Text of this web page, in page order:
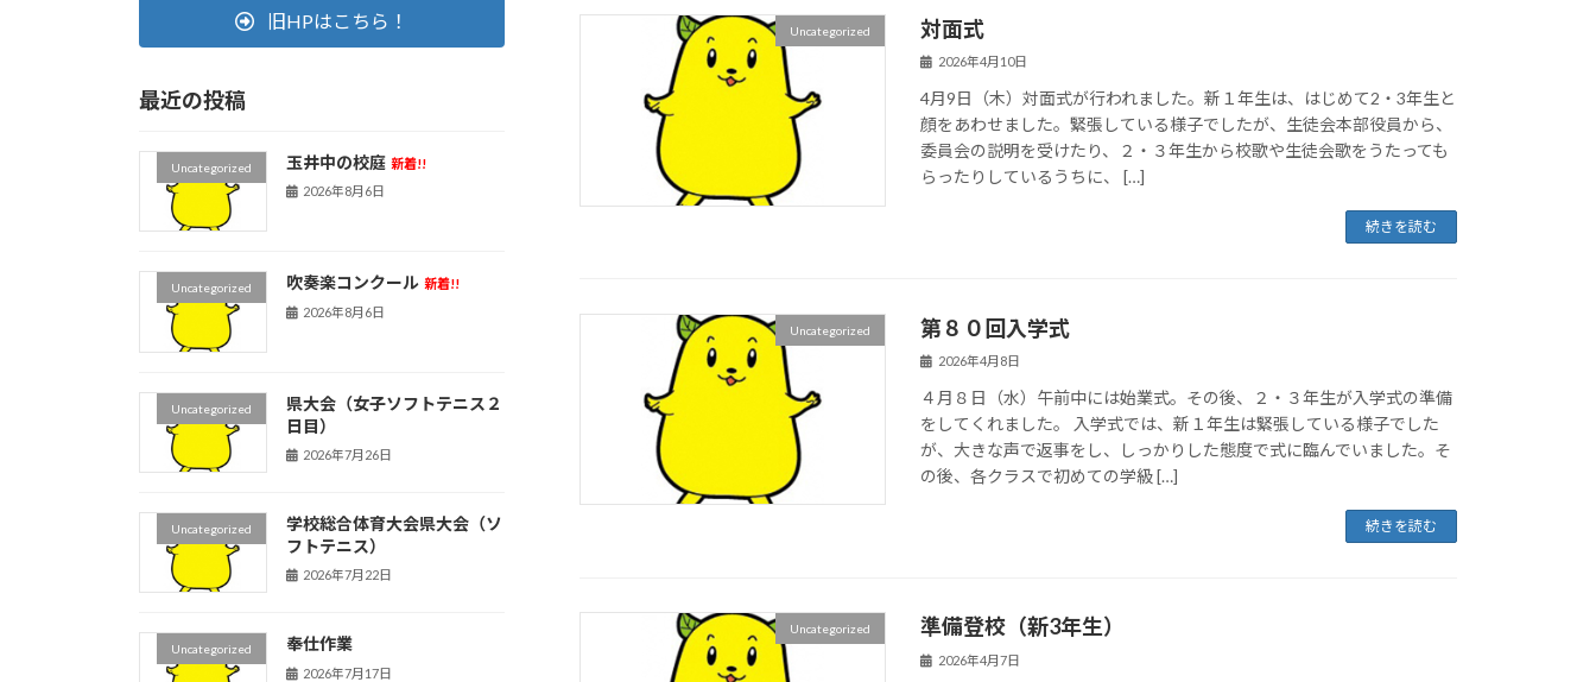
Uncategorized 対面式
2026年4月10日
4月9日（木）対面式が行われました。新１年生は、はじめて2・3年生と
顔をあわせました。緊張している様子でしたが、生徒会本部役員から、
委員会の説明を受けたり、２・３年生から校歌や生徒会歌をうたっても
らったりしているうちに、 […]
続きを読む
Uncategorized 第８０回入学式
2026年4月8日
４月８日（水）午前中には始業式。その後、２・３年生が入学式の準備
をしてくれました。 入学式では、新１年生は緊張している様子でした
が、大きな声で返事をし、しっかりした態度で式に臨んでいました。そ
の後、各クラスで初めての学級 […]
続きを読む
Uncategorized 準備登校（新3年生）
2026年4月7日
旧HPはこちら！
最近の投稿
Uncategorized 玉井中の校庭 新着!!
2026年8月6日
Uncategorized 吹奏楽コンクール 新着!!
2026年8月6日
Uncategorized
県大会（女子ソフトテニス２
日目）
2026年7月26日
Uncategorized
学校総合体育大会県大会（ソ
フトテニス）
2026年7月22日
Uncategorized 奉仕作業
2026年7月17日